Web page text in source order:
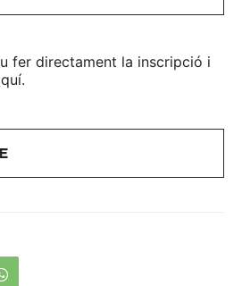
fer directament la inscripció i